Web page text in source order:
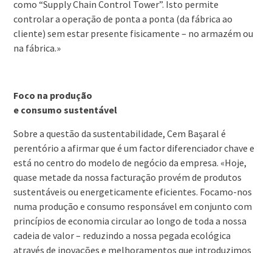
como “Supply Chain Control Tower”. Isto permite
controlar a operação de ponta a ponta (da fábrica ao
cliente) sem estar presente fisicamente – no armazém ou
na fábrica.»
Foco na produção
e consumo sustentável
Sobre a questão da sustentabilidade, Cem Başaral é
perentório a afirmar que é um factor diferenciador chave e
está no centro do modelo de negócio da empresa. «Hoje,
quase metade da nossa facturação provém de produtos
sustentáveis ou energeticamente eficientes. Focamo-nos
numa produção e consumo responsável em conjunto com
princípios de economia circular ao longo de toda a nossa
cadeia de valor – reduzindo a nossa pegada ecológica
através de inovações e melhoramentos que introduzimos